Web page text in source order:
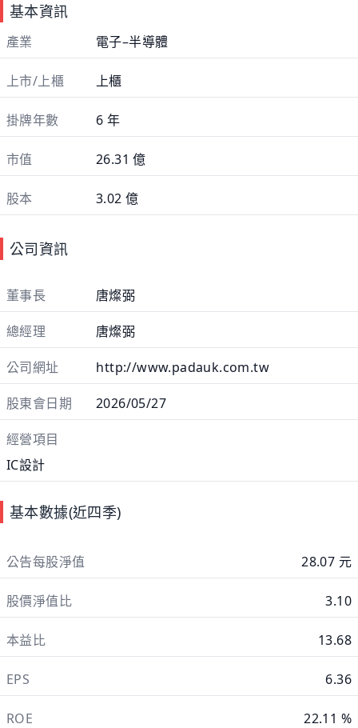
基本資訊
產業 電子–半導體
上市/上櫃 上櫃
掛牌年數 6 年
市值 26.31 億
股本 3.02 億
公司資訊
董事長 唐燦弼
總經理 唐燦弼
公司網址 http://www.padauk.com.tw
股東會日期 2026/05/27
經營項目
IC設計
基本數據(近四季)
公告每股淨值 28.07 元
股價淨值比 3.10
本益比 13.68
EPS 6.36
ROE 22.11 %